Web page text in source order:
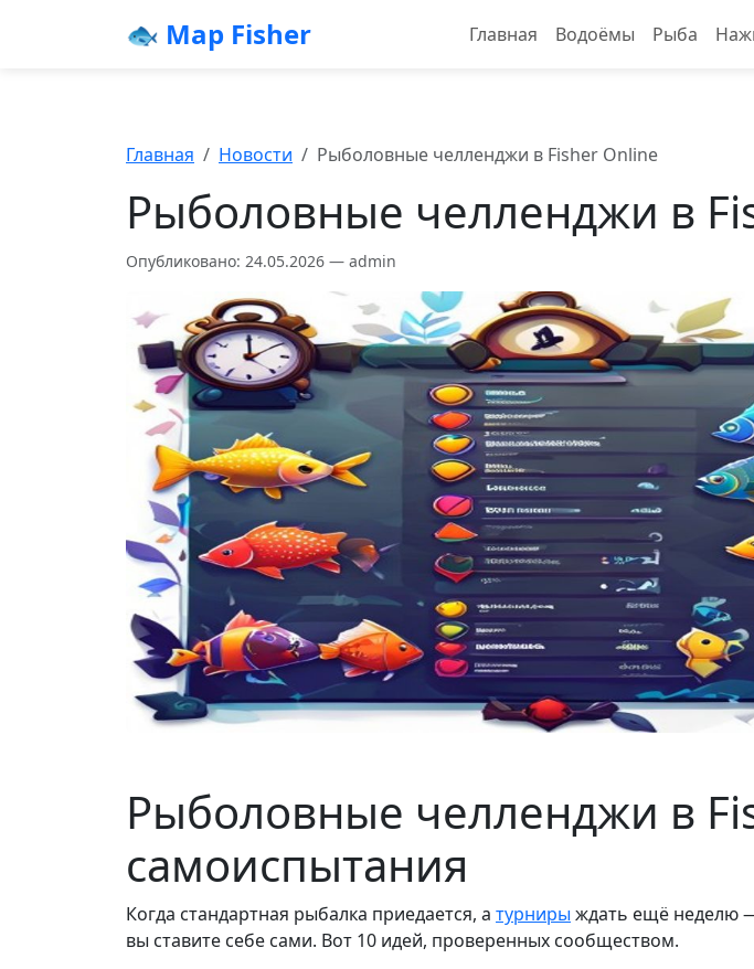
🐟 Map Fisher Главная Водоёмы Рыба
Главная Новости Рыболовные челленджи в Fisher Online
Рыболовные челленджи в
Опубликовано: 24.05.2026 — admin
Рыболовные челленджи в
самоиспытания
Когда стандартная рыбалка приедается, а турниры ждать ещё неделю
вы ставите себе сами. Вот 10 идей, проверенных сообществом.